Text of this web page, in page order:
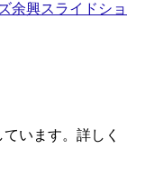
余興スライドショ
います。詳しく